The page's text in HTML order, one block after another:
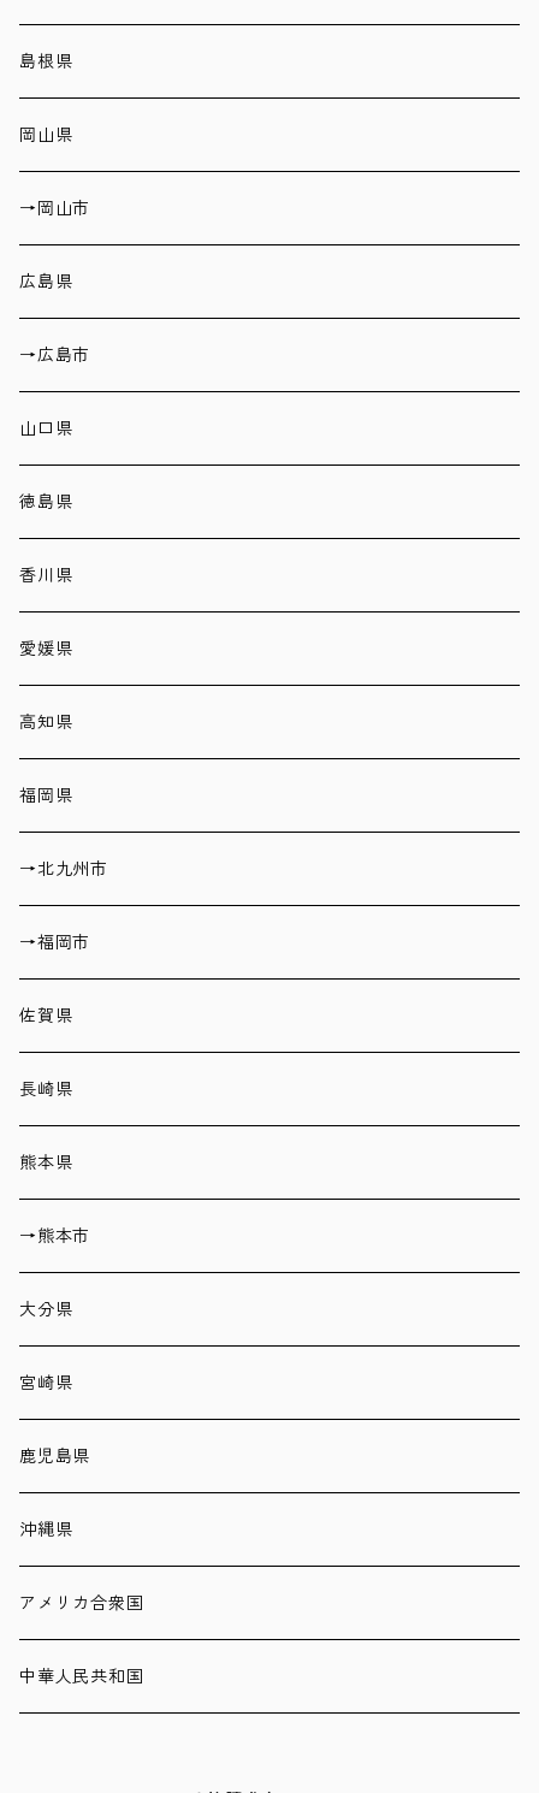
島根県
岡山県
→岡山市
広島県
→広島市
山口県
徳島県
香川県
愛媛県
高知県
福岡県
→北九州市
→福岡市
佐賀県
長崎県
熊本県
→熊本市
大分県
宮崎県
鹿児島県
沖縄県
アメリカ合衆国
中華人民共和国